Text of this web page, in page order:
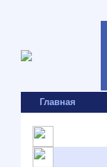
Главная